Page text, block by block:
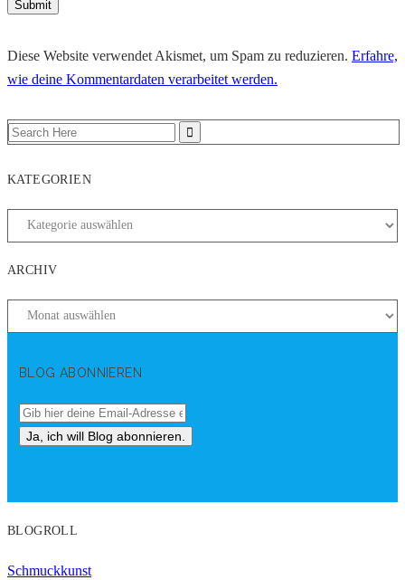
Diese Website verwendet Akismet, um Spam zu reduzieren. Erfahre,
wie deine Kommentardaten verarbeitet werden.
KATEGORIEN
ARCHIV
BLOG ABONNIEREN
BLOGROLL
Schmuckkunst